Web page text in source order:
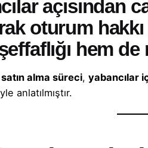
oturum
hem
alma süreci, yabancılar
anlatılmıştır.